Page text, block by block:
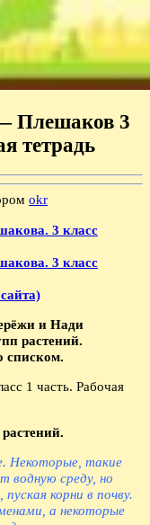
Плешаков 3
тетрадь
okr
3 класс
3 класс
и Нади
растений.
списком.
Некоторые, такие
водную среду, но
корни в почву.
а некоторые